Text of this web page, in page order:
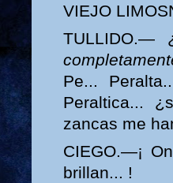
VIEJO
TULLIDO.—
Pe...
Peraltica...
zancas me
CIEGO.—¡
brillan... !